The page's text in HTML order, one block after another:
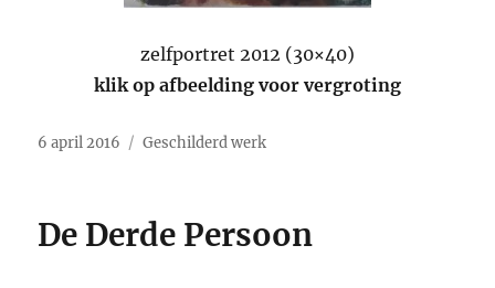
zelfportret 2012 (30×40)
klik op afbeelding voor vergroting
Geplaatst
6 april 2016 Categorieën
Geschilderd werk
De Derde Persoon